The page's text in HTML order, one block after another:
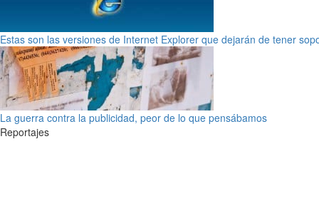
Estas son las versiones de Internet Explorer que dejarán de tener
La guerra contra la publicidad, peor de lo que pensábamos
Reportajes